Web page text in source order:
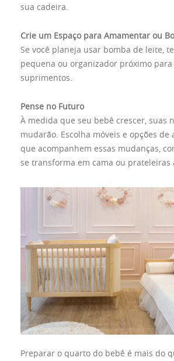
sua cadeira.
Crie um Espaço para Amamentar ou
Se você planeja usar bomba de leite,
pequena ou organizador próximo para
suprimentos.
Pense no Futuro
À medida que seu bebê crescer, suas
mudarão. Escolha móveis e opções de
que acompanhem essas mudanças,
se transforma em cama ou prateleiras
Preparar o quarto do bebê é mais do